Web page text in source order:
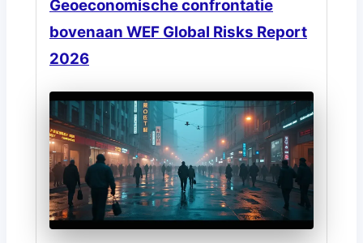
Geoeconomische confrontatie
bovenaan WEF Global Risks Report
2026